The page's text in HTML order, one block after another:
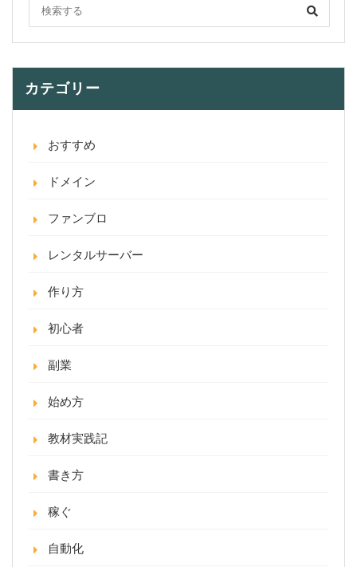
カテゴリー
おすすめ
ドメイン
ファンブロ
レンタルサーバー
作り方
初心者
副業
始め方
教材実践記
書き方
稼ぐ
自動化